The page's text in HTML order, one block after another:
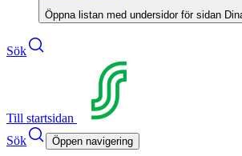
Öppna listan med undersidor för sidan
Sök
Till startsidan
Sök
Öppen navigering